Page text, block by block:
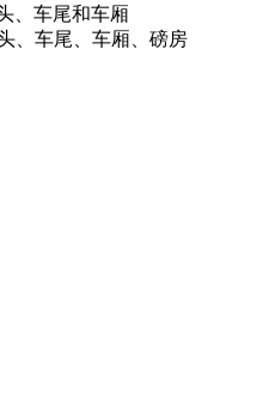
、车尾和车厢
、车尾、车厢、磅房